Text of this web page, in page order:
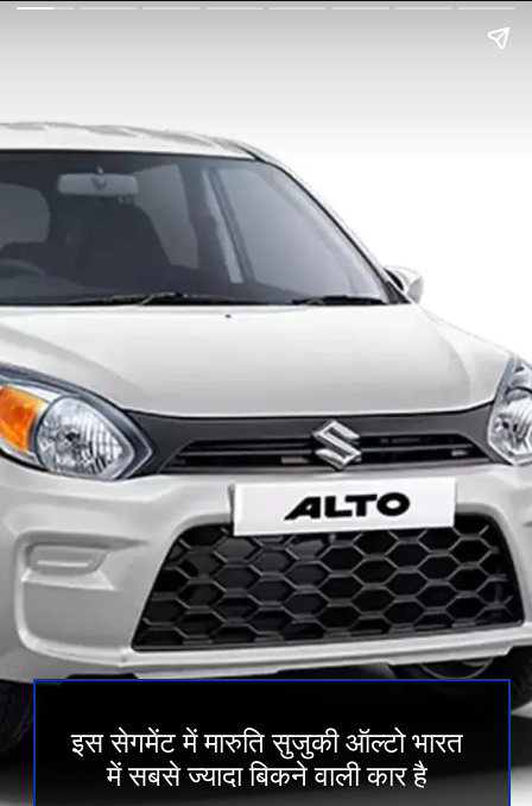
इस सेगमेंट में मारुति सुजुकी ऑल्टो भारत
में सबसे ज्यादा बिकने वाली कार है